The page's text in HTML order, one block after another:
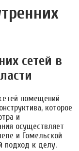
сетей в
помещений
которое
и
осуществляет
и Гомельской
подход к делу.